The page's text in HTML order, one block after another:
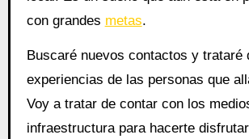
con grandes metas.
Buscaré nuevos contactos y trataré
experiencias de las personas que
Voy a tratar de contar con los
infraestructura para hacerte